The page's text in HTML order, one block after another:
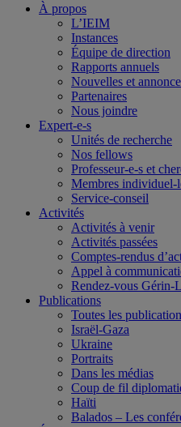
À propos
L’IEIM
Instances
Équipe de direction
Rapports annuels
Nouvelles et
Partenaires
Nous joindre
Expert-e-s
Unités de recherche
Nos fellows
Professeur-e-s et
Membres individuel-
Service-conseil
Activités
Activités à venir
Activités passées
Comptes-rendus
Appel à
Rendez-vous Gérin-
Publications
Toutes les
Israël-Gaza
Ukraine
Portraits
Dans les médias
Coup de fil
Haïti
Balados – Les